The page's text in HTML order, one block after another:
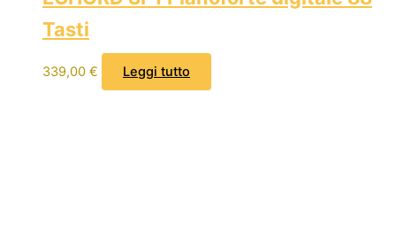
Tasti
339,00 € Leggi tutto